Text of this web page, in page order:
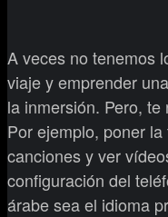
A veces no tenemos
viaje y emprender
la inmersión. Pero,
Por ejemplo, poner
canciones y ver
configuración del
árabe sea el idioma